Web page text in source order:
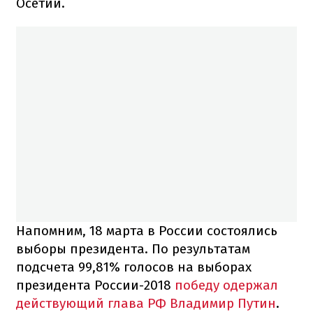
Напомним, 18 марта в России состоялись
выборы президента. По результатам
подсчета 99,81% голосов на выборах
президента России-2018 победу одержал
действующий глава РФ Владимир Путин.